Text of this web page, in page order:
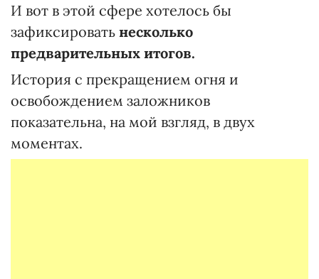
И вот в этой сфере хотелось бы
зафиксировать несколько
предварительных итогов.
История с прекращением огня и
освобождением заложников
показательна, на мой взгляд, в двух
моментах.